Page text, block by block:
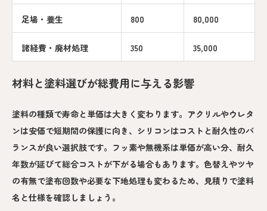
足場・養生 800 80,000
諸経費・廃材処理 350 35,000
材料と塗料選びが総費用に与える影響
塗料の種類で寿命と単価は大きく変わります。アクリルやウレタ
ンは安価で短期間の保護に向き、シリコンはコストと耐久性のバ
ランスが良い選択肢です。フッ素や無機系は単価が高い分、耐久
年数が延びて総合コストが下がる場合もあります。色替えやツヤ
の有無で塗布回数や必要な下地処理も変わるため、見積りで塗料
名と仕様を確認しましょう。